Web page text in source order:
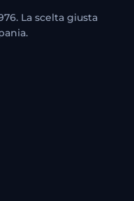
La scelta giusta